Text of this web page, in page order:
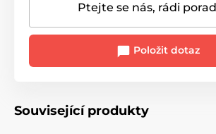
Ptejte se nás, rádi
Položit dotaz
Související produkty